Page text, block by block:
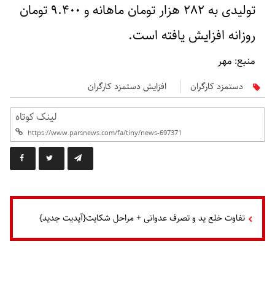
تولیدی به ۲۸۲ هزار تومان ماهانه و ۹.۴۰۰ تومان
روزانه افزایش یافته است.
منبع: مهر
دستمزد کارگران افزایش دستمزد کارگران
لینک کوتاه
تفاوت خلع ید و تصرف عدوانی + مراحل شکایت{آپدیت جدید}